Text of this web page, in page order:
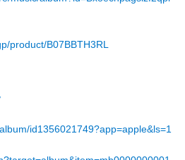
product/B07BBTH3RL
id1356021749?app=apple&ls=1